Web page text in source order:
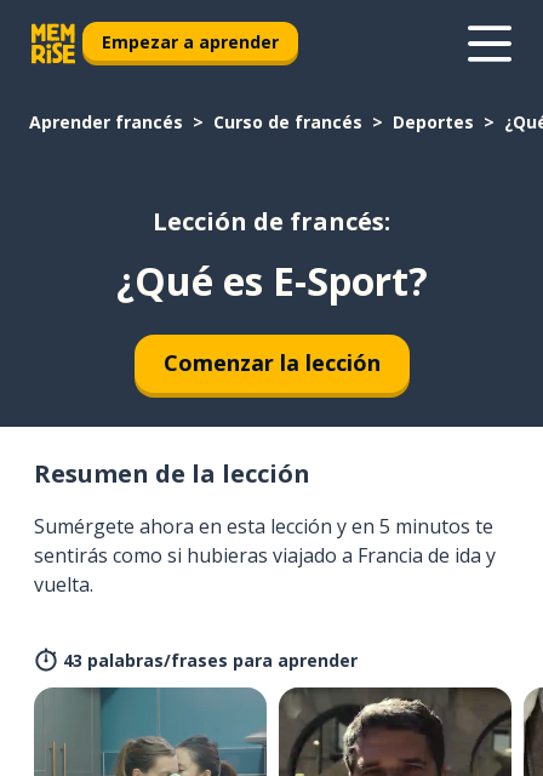
Empezar a aprender
Aprender francés Curso de francés Deportes
Lección de francés:
¿Qué es E-Sport?
Comenzar la lección
Resumen de la lección
Sumérgete ahora en esta lección y en 5 minutos te
sentirás como si hubieras viajado a Francia de ida y
vuelta.
43 palabras/frases para aprender